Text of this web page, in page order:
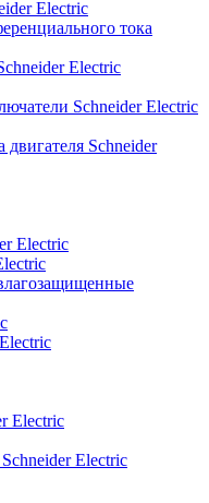
Electric
тока
Electric
Schneider Electric
Schneider
Electric
Electric
Electric